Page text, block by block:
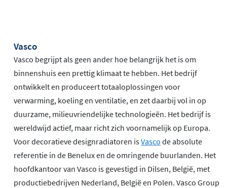
Vasco
Vasco begrijpt als geen ander hoe belangrijk het is om
binnenshuis een prettig klimaat te hebben. Het bedrijf
ontwikkelt en produceert totaaloplossingen voor
verwarming, koeling en ventilatie, en zet daarbij vol in op
duurzame, milieuvriendelijke technologieën. Het bedrijf is
wereldwijd actief, maar richt zich voornamelijk op Europa.
Voor decoratieve designradiatoren isVasco de absolute
referentie in de Benelux en de omringende buurlanden. Het
hoofdkantoor van Vasco is gevestigd in Dilsen, België, met
productiebedrijven Nederland, België en Polen. Vasco Group